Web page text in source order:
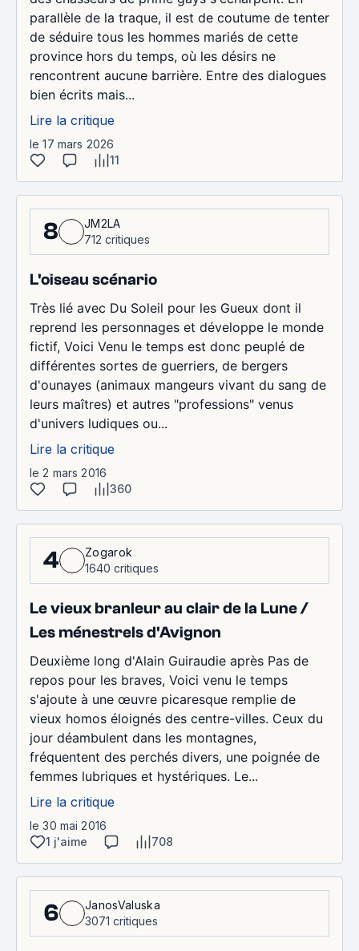
parallèle de la traque, il est de coutume de tenter
de séduire tous les hommes mariés de cette
province hors du temps, où les désirs ne
rencontrent aucune barrière. Entre des dialogues
bien écrits mais...
Lire la critique
le 17 mars 2026
11
8
JM2LA
712 critiques
L'oiseau scénario
Très lié avec Du Soleil pour les Gueux dont il
reprend les personnages et développe le monde
fictif, Voici Venu le temps est donc peuplé de
différentes sortes de guerriers, de bergers
d'ounayes (animaux mangeurs vivant du sang de
leurs maîtres) et autres "professions" venus
d'univers ludiques ou...
Lire la critique
le 2 mars 2016
360
4
Zogarok
1640 critiques
Le vieux branleur au clair de la Lune /
Les ménestrels d'Avignon
Deuxième long d'Alain Guiraudie après Pas de
repos pour les braves, Voici venu le temps
s'ajoute à une œuvre picaresque remplie de
vieux homos éloignés des centre-villes. Ceux du
jour déambulent dans les montagnes,
fréquentent des perchés divers, une poignée de
femmes lubriques et hystériques. Le...
Lire la critique
le 30 mai 2016
1 j'aime
708
6
JanosValuska
3071 critiques